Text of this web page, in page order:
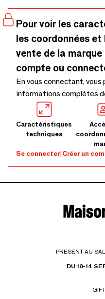
Pour voir les
les coordonnées
vente de la marque
compte ou
En vous connectant, vous
informations complètes
Caractéristiques
techniques
Se connecter|Créer un
PRÉSENT AU
DU 10-14